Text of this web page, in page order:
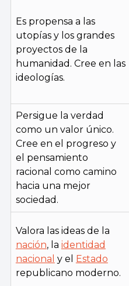
Es propensa a las
utopías y los grandes
proyectos de la
humanidad. Cree en las
ideologías.
Persigue la verdad
como un valor único.
Cree en el progreso y
el pensamiento
racional como camino
hacia una mejor
sociedad.
Valora las ideas de la
nación, la identidad
nacional y el Estado
republicano moderno.